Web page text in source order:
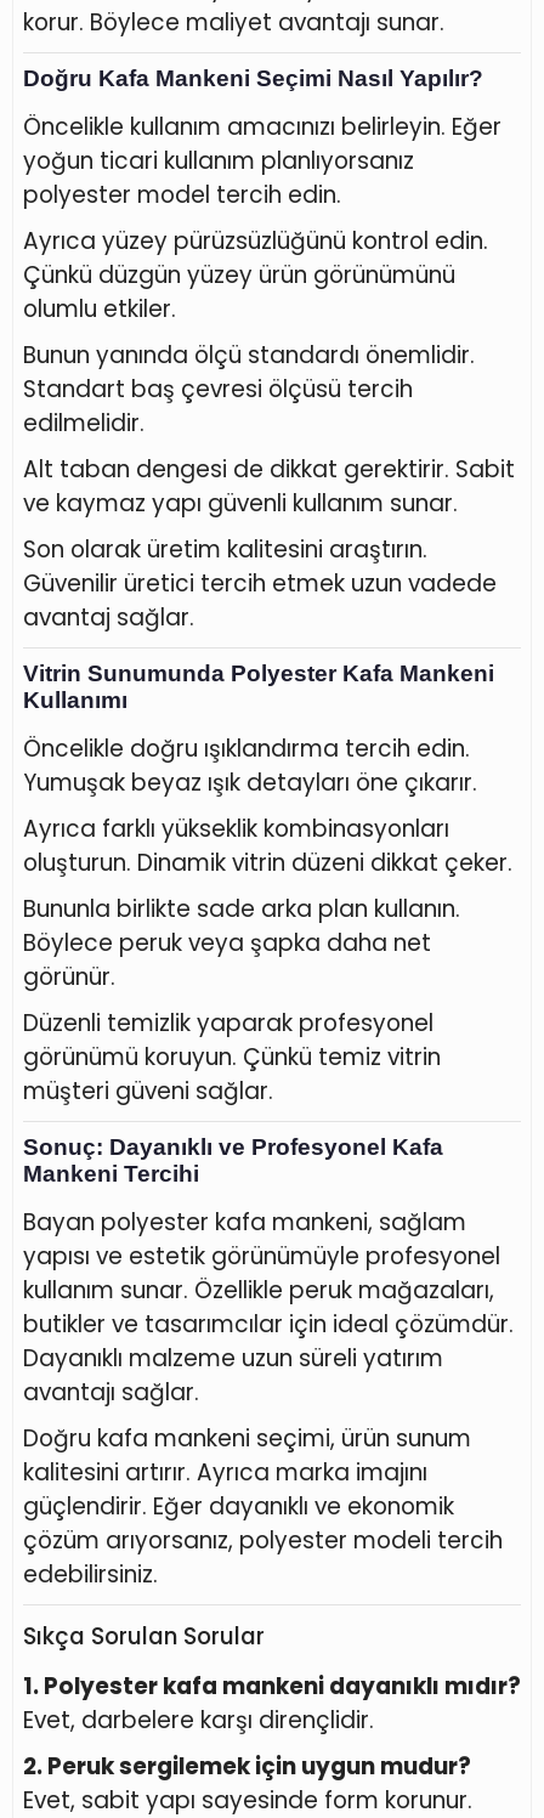
korur. Böylece maliyet avantajı sunar.
Doğru Kafa Mankeni Seçimi Nasıl Yapılır?
Öncelikle kullanım amacınızı belirleyin. Eğer
yoğun ticari kullanım planlıyorsanız
polyester model tercih edin.
Ayrıca yüzey pürüzsüzlüğünü kontrol edin.
Çünkü düzgün yüzey ürün görünümünü
olumlu etkiler.
Bunun yanında ölçü standardı önemlidir.
Standart baş çevresi ölçüsü tercih
edilmelidir.
Alt taban dengesi de dikkat gerektirir. Sabit
ve kaymaz yapı güvenli kullanım sunar.
Son olarak üretim kalitesini araştırın.
Güvenilir üretici tercih etmek uzun vadede
avantaj sağlar.
Vitrin Sunumunda Polyester Kafa Mankeni
Kullanımı
Öncelikle doğru ışıklandırma tercih edin.
Yumuşak beyaz ışık detayları öne çıkarır.
Ayrıca farklı yükseklik kombinasyonları
oluşturun. Dinamik vitrin düzeni dikkat çeker.
Bununla birlikte sade arka plan kullanın.
Böylece peruk veya şapka daha net
görünür.
Düzenli temizlik yaparak profesyonel
görünümü koruyun. Çünkü temiz vitrin
müşteri güveni sağlar.
Sonuç: Dayanıklı ve Profesyonel Kafa
Mankeni Tercihi
Bayan polyester kafa mankeni, sağlam
yapısı ve estetik görünümüyle profesyonel
kullanım sunar. Özellikle peruk mağazaları,
butikler ve tasarımcılar için ideal çözümdür.
Dayanıklı malzeme uzun süreli yatırım
avantajı sağlar.
Doğru kafa mankeni seçimi, ürün sunum
kalitesini artırır. Ayrıca marka imajını
güçlendirir. Eğer dayanıklı ve ekonomik
çözüm arıyorsanız, polyester modeli tercih
edebilirsiniz.
Sıkça Sorulan Sorular
1. Polyester kafa mankeni dayanıklı mıdır?
Evet, darbelere karşı dirençlidir.
2. Peruk sergilemek için uygun mudur?
Evet, sabit yapı sayesinde form korunur.